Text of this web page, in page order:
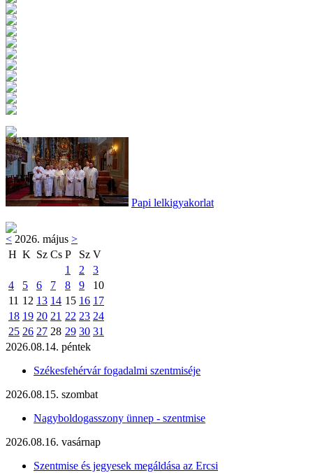
Papi lelkigyakorlat
< 2026. május >
H K Sz Cs P Sz V
1
2
3
4
5 6 7 8 9
10
11 12 13 14 15 16 17
18 19 20 21 22 23 24
25 26 27 28 29 30 31
2026.08.14. péntek
Székesfehérvár fogadalmi szentmiséje
2026.08.15. szombat
Nagyboldogasszony ünnep - szentmise
2026.08.16. vasárnap
Szentmise és jegyesek megáldása az Ercsi